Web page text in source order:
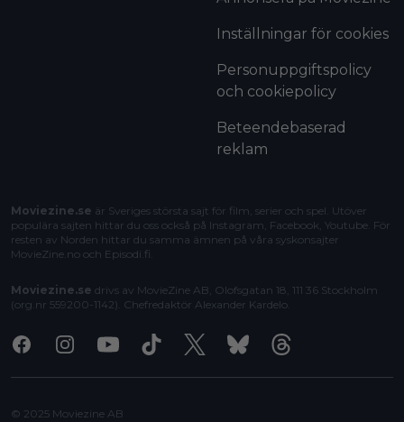
Inställningar för cookies
Personuppgiftspolicy
och cookiepolicy
Beteendebaserad
reklam
Moviezine.se är Sveriges största sajt för film, serier och spel. Utöver
populära sajten hittar du oss också på Instagram, Facebook, Youtube. För
resten av Norden hittar du samma ämnen på våra syskonsajter
MovieZine.no och Episodi.fi
Moviezine.se drivs av MovieZine AB, Olofsgatan 18, 111 36 Stockholm
(org.nr 559200-1142). Chefredaktör Alexander Kardelo
FacebookInstagramYoutubeTiktok X BlueskyThreads
© 2025 Moviezine AB